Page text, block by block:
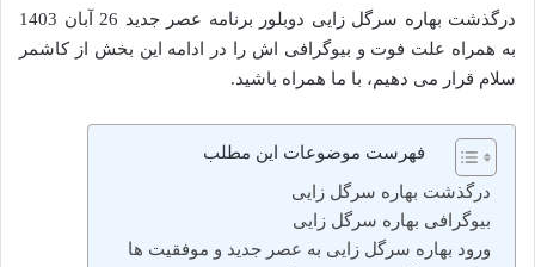
درگذشت بهاره سرگل زایی دوبلور برنامه عصر جدید 26 آبان 1403
به همراه علت فوت و بیوگرافی اش را در ادامه این بخش از کاشمر
سلام قرار می دهیم، با ما همراه باشید.
فهرست موضوعات این مطلب
درگذشت بهاره سرگل زایی
بیوگرافی بهاره سرگل زایی
ورود بهاره سرگل زایی به عصر جدید و موفقیت‌ ها